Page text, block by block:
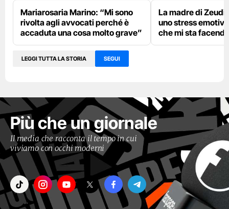
Mariarosaria Marino: “Mi sono
rivolta agli avvocati perché è
accaduta una cosa molto grave”
La madre di Zeudi
uno stress
che mi sta
LEGGI TUTTA LA STORIA SEGUI
Più che un giornale
Il media che racconta il tempo in cui
viviamo con occhi moderni